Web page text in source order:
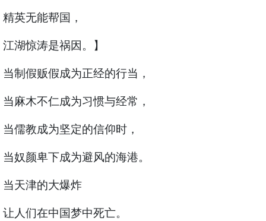
精英无能帮国，
江湖惊涛是祸因。】
当制假贩假成为正经的行当，
当麻木不仁成为习惯与经常，
当儒教成为坚定的信仰时，
当奴颜卑下成为避风的海港。
当天津的大爆炸
让人们在中国梦中死亡。